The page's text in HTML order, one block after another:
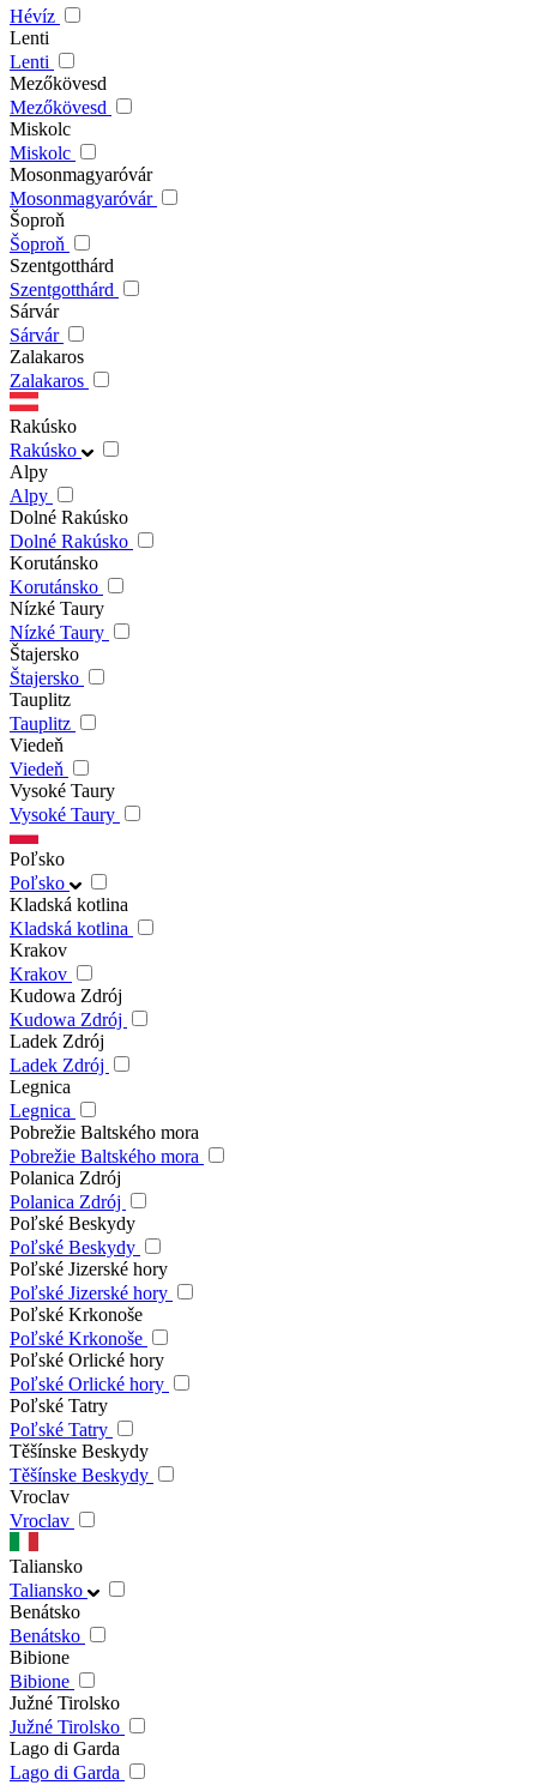
Hévíz
Lenti
Lenti
Mezőkövesd
Mezőkövesd
Miskolc
Miskolc
Mosonmagyaróvár
Mosonmagyaróvár
Šoproň
Šoproň
Szentgotthárd
Szentgotthárd
Sárvár
Sárvár
Zalakaros
Zalakaros
Rakúsko
Rakúsko
Alpy
Alpy
Dolné Rakúsko
Dolné Rakúsko
Korutánsko
Korutánsko
Nízké Taury
Nízké Taury
Štajersko
Štajersko
Tauplitz
Tauplitz
Viedeň
Viedeň
Vysoké Taury
Vysoké Taury
Poľsko
Poľsko
Kladská kotlina
Kladská kotlina
Krakov
Krakov
Kudowa Zdrój
Kudowa Zdrój
Ladek Zdrój
Ladek Zdrój
Legnica
Legnica
Pobrežie Baltského mora
Pobrežie Baltského mora
Polanica Zdrój
Polanica Zdrój
Poľské Beskydy
Poľské Beskydy
Poľské Jizerské hory
Poľské Jizerské hory
Poľské Krkonoše
Poľské Krkonoše
Poľské Orlické hory
Poľské Orlické hory
Poľské Tatry
Poľské Tatry
Těšínske Beskydy
Těšínske Beskydy
Vroclav
Vroclav
Taliansko
Taliansko
Benátsko
Benátsko
Bibione
Bibione
Južné Tirolsko
Južné Tirolsko
Lago di Garda
Lago di Garda